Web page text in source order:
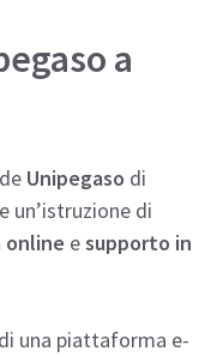
a
Unipegaso di
di
online esupporto in
una piattaforma e-